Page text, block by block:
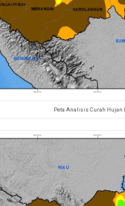
Peta Analisis Curah Hujan